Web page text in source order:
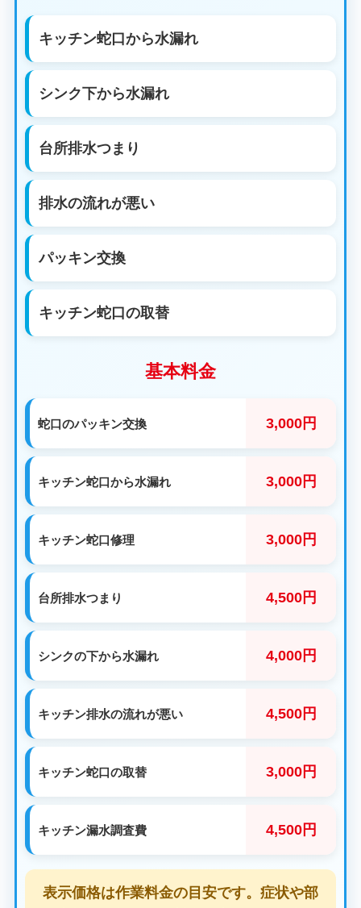
キッチン蛇口から水漏れ
シンク下から水漏れ
台所排水つまり
排水の流れが悪い
パッキン交換
キッチン蛇口の取替
基本料金
蛇口のパッキン交換 3,000円
キッチン蛇口から水漏れ 3,000円
キッチン蛇口修理 3,000円
台所排水つまり 4,500円
シンクの下から水漏れ 4,000円
キッチン排水の流れが悪い 4,500円
キッチン蛇口の取替 3,000円
キッチン漏水調査費 4,500円
表示価格は作業料金の目安です。症状や部